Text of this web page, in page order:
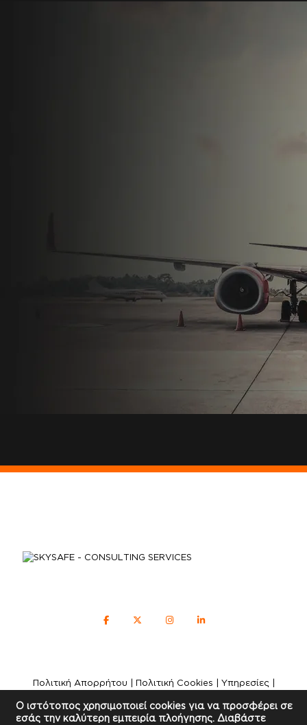
Πολιτική Απορρήτου Πολιτική Cookies Υπηρεσίες
Ο ιστότοπος χρησιμοποιεί cookies για να προσφέρει σε
εσάς την καλύτερη εμπειρία πλοήγησης. Διαβάστε